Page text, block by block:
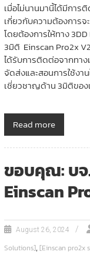
เมื่อไม่นานมานี้ได้มีกา
เกี่ยวกับความต้องการจ
โดยต้องการให้ทาง
3มิติ Einscan Pro2x
ได้รับการติดต่อจากทาง
จัดส่งและสอนการใช้งา
เชี่ยวชาญด้าน 3มิติของ
Read more
ขอบคุณ: บ
Einscan
August 26, 2024
Solutions],[Einscan pro2x